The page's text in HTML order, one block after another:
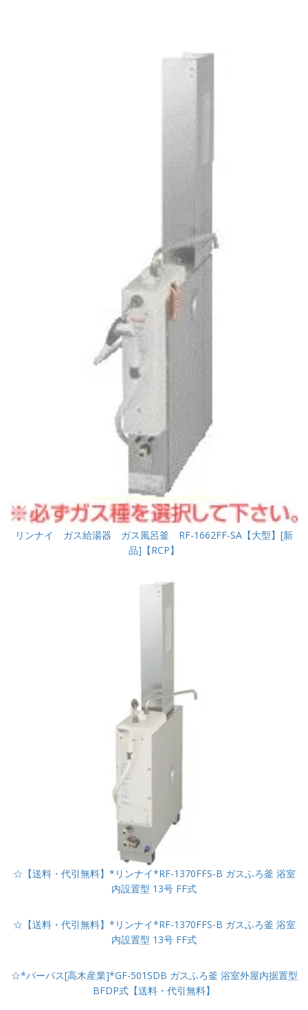
リンナイ ガス給湯器 ガス風呂釜 RF-1662FF-SA【大型】[新
品]【RCP】
☆【送料・代引無料】*リンナイ*RF-1370FFS-B ガスふろ釜 浴室
内設置型 13号 FF式
☆【送料・代引無料】*リンナイ*RF-1370FFS-B ガスふろ釜 浴室
内設置型 13号 FF式
☆*パーパス[高木産業]*GF-501SDB ガスふろ釜 浴室外屋内据置型
BFDP式【送料・代引無料】